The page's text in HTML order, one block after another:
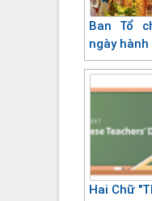
Ban Tổ
ngày
Hai Chữ